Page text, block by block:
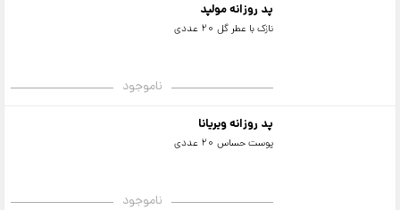
پد روزانه مولپد
نازک با عطر گل 20 عددی
ناموجود
پد روزانه ویریانا
پوست حساس 20 عددی
ناموجود